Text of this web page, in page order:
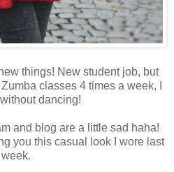
things! New student job, but
classes 4 times a week, I
dancing!
and blog are a little sad haha!
you this casual look I wore last
week.